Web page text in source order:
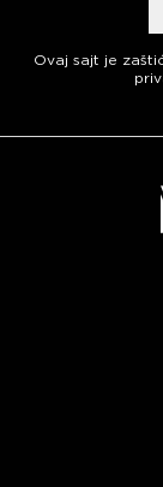
Ovaj sajt je